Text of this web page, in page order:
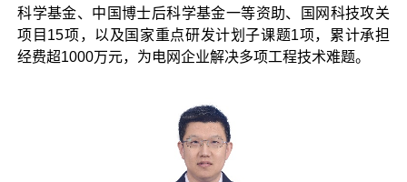
科学基金、中国博士后科学基金一等资助、国网科技攻关
项目15项，以及国家重点研发计划子课题1项，累计承担
经费超1000万元，为电网企业解决多项工程技术难题。